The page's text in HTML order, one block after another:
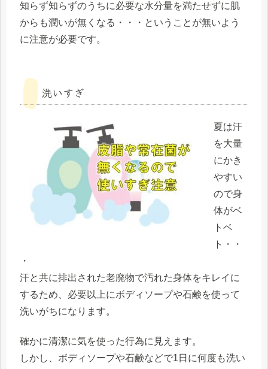
知らず知らずのうちに必要な水分量を満たせずに肌
からも潤いが無くなる・・・ということが無いよう
に注意が必要です。
洗いすぎ
夏は汗
を大量
にかき
やすい
ので身
体がベ
トベ
ト・・
・
汗と共に排出された老廃物で汚れた身体をキレイに
するため、必要以上にボディソープや石鹸を使って
洗いがちになります。
確かに清潔に気を使った行為に見えます。
しかし、ボディソープや石鹸などで1日に何度も洗い